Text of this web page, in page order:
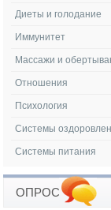
Диеты и голодание
Иммунитет
Массажи и
Отношения
Психология
Системы
Системы питания
ОПРОС